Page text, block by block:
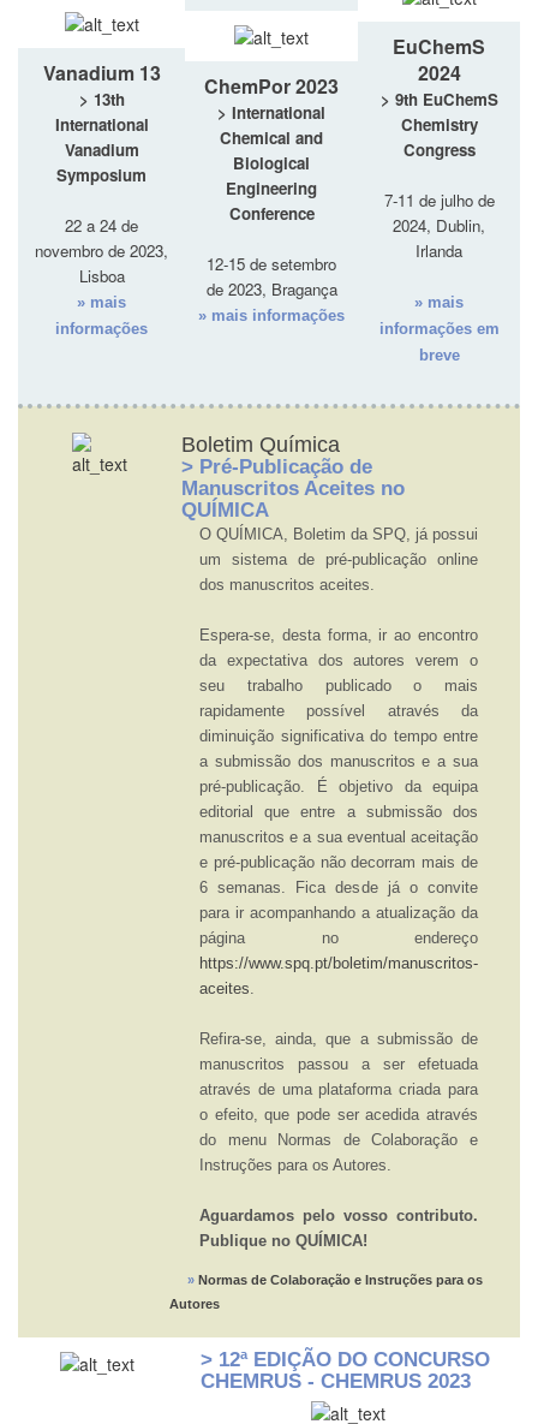
Vanadium 13
> 13th
International
Vanadium
Symposium
22 a 24 de
novembro de 2023,
Lisboa
» mais
informações
ChemPor 2023
> International
Chemical and
Biological
Engineering
Conference
12-15 de setembro
de 2023, Bragança
» mais informações
EuChemS
2024
> 9th EuChemS
Chemistry
Congress
7-11 de julho de
2024, Dublin,
Irlanda
» mais
informações em
breve
Boletim Química
> Pré-Publicação de
Manuscritos Aceites no
QUÍMICA
O QUÍMICA, Boletim da SPQ, já possui
um sistema de pré-publicação online
dos manuscritos aceites.
Espera-se, desta forma, ir ao encontro
da expectativa dos autores verem o
seu trabalho publicado o mais
rapidamente possível através da
diminuição significativa do tempo entre
a submissão dos manuscritos e a sua
pré-publicação. É objetivo da equipa
editorial que entre a submissão dos
manuscritos e a sua eventual aceitação
e pré-publicação não decorram mais de
6 semanas. Fica desde já o convite
para ir acompanhando a atualização da
página no endereço
https://www.spq.pt/boletim/manuscritos-
aceites
Refira-se, ainda, que a submissão de
manuscritos passou a ser efetuada
através de uma plataforma criada para
o efeito, que pode ser acedida através
do menu Normas de Colaboração e
Instruções para os Autores.
Aguardamos pelo vosso contributo.
Publique no QUÍMICA!
» Normas de Colaboração e Instruções para os
Autores
> 12ª EDIÇÃO DO CONCURSO
CHEMRUS - CHEMRUS 2023